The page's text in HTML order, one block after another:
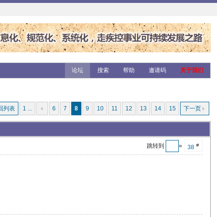
论坛 搜索 帮助 邀请码 关于我们
1 ... 6 7 8 9 10 11 12 13 14 15 下一页
列表
38 #
跳转到 »